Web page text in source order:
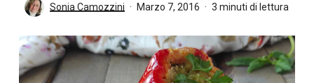
Sonia Camozzini Marzo 7, 2016 3 minuti di lettura